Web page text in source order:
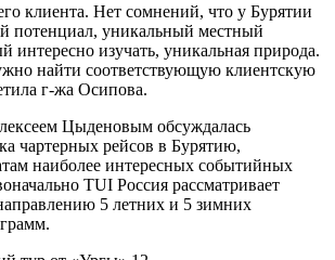
клиента. Нет сомнений, что у Бурятии
потенциал, уникальный местный
интересно изучать, уникальная природа.
найти соответствующую клиентскую
г-жа Осипова.
Цыденовым обсуждалась
чартерных рейсов в Бурятию,
наиболее интересных событийных
TUI Россия рассматривает
5 летних и 5 зимних